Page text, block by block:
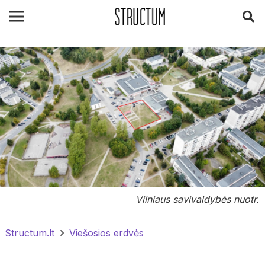
Vilniaus savivaldybės nuotr.
Structum.lt Viešosios erdvės